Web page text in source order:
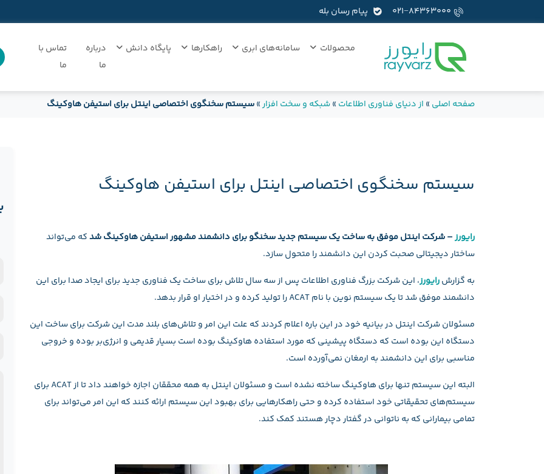
۰۲۱−۸۴۳۶۳۰۰۰ پیام رسان بله
محصولات سامانه‌های ابری راهکارها پایگاه دانش
درباره
ما
تماس با
ما
صفحه اصلی » از دنیای فناوری اطلاعات »شبکه و سخت افزار»سیستم سخنگوی اختصاصی اینتل برای استیفن هاوکینگ
سیستم سخنگوی اختصاصی اینتل برای استیفن هاوکینگ
رایورز– شرکت اینتل موفق به ساخت یک سیستم جدید سخنگو برای دانشمند مشهور استیفن هاوکینگ شدکه می‌تواند
ساختار دیجیتالی صحبت کردن این دانشمند را متحول سازد.
به گزارشرایورز، این شرکت بزرگ فناوری اطلاعات پس از سه سال تلاش برای ساخت یک فناوری جدید برای ایجاد صدا برای این
دانشمند موفق شد تا یک سیستم نوین با نام ACAT را تولید کرده و در اختیار او قرار بدهد.
مسئولان شرکت اینتل در بیانیه خود در این باره اعلام کردند که علت این امر و تلاش‌های بلند مدت این شرکت برای ساخت این
دستگاه این بوده است که دستگاه پیشینی که مورد استفاده هاوکینگ بوده است بسیار قدیمی و انرژی‌بر بوده و خروجی
مناسبی برای این دانشمند به ارمغان نمی‌آورده است.
البته این سیستم تنها برای هاوکینگ ساخته نشده است و مسئولان اینتل به همه محققان اجازه خواهند داد تا از ACAT برای
سیستم‌های تحقیقاتی خود استفاده کرده و حتی راهکارهایی برای بهبود این سیستم ارائه کنند که این امر می‌تواند برای
تمامی بیمارانی که به ناتوانی در گفتار دچار هستند کمک کند.